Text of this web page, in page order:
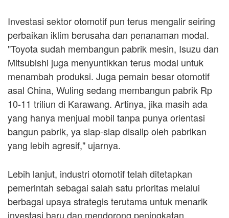
Investasi sektor otomotif pun terus mengalir seiring
perbaikan iklim berusaha dan penanaman modal.
"Toyota sudah membangun pabrik mesin, Isuzu dan
Mitsubishi juga menyuntikkan terus modal untuk
menambah produksi. Juga pemain besar otomotif
asal China, Wuling sedang membangun pabrik Rp
10-11 triliun di Karawang. Artinya, jika masih ada
yang hanya menjual mobil tanpa punya orientasi
bangun pabrik, ya siap-siap disalip oleh pabrikan
yang lebih agresif," ujarnya.
Lebih lanjut, industri otomotif telah ditetapkan
pemerintah sebagai salah satu prioritas melalui
berbagai upaya strategis terutama untuk menarik
investasi baru dan mendorong peningkatan